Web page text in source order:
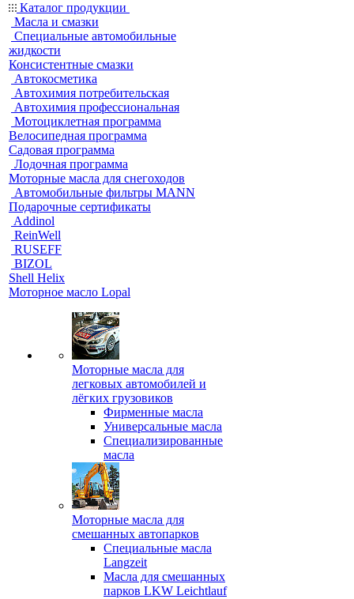
Каталог продукции
Масла и смазки
Специальные автомобильные
жидкости
Консистентные смазки
Автокосметика
Автохимия потребительская
Автохимия профессиональная
Мотоциклетная программа
Велосипедная программа
Садовая программа
Лодочная программа
Моторные масла для снегоходов
Автомобильные фильтры MANN
Подарочные сертификаты
Addinol
ReinWell
RUSEFF
BIZOL
Shell Helix
Моторное масло Lopal
Моторные масла для
легковых автомобилей и
лёгких грузовиков
Фирменные масла
Универсальные масла
Специализированные
масла
Моторные масла для
смешанных автопарков
Специальные масла
Langzeit
Масла для смешанных
парков LKW Leichtlauf